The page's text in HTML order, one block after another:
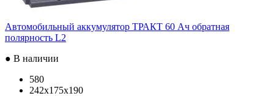
Автомобильный аккумулятор ТРАКТ 60 Ач обратная
полярность L2
● В наличии
580
242x175x190